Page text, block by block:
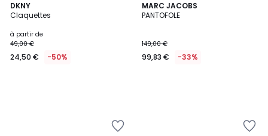
DKNY
Claquettes
à partir de
49,00 €
24,50 € -50%
MARC JACOBS
PANTOFOLE
149,00 €
99,83 € -33%